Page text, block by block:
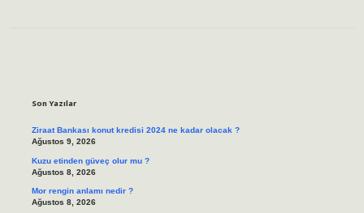
Son Yazılar
Ziraat Bankası konut kredisi 2024 ne kadar olacak ?
Ağustos 9, 2026
Kuzu etinden güveç olur mu ?
Ağustos 8, 2026
Mor rengin anlamı nedir ?
Ağustos 8, 2026